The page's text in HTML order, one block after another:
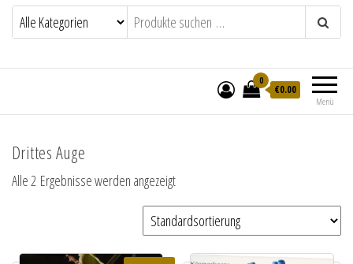
Menü
0
€0.00
Drittes Auge
Alle 2 Ergebnisse werden angezeigt